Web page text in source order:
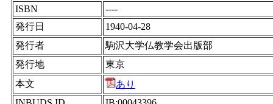
ISBN
----
発行日
1940-04-28
発行者
駒沢大学仏教学会出版部
発行地
東京
本文
あり